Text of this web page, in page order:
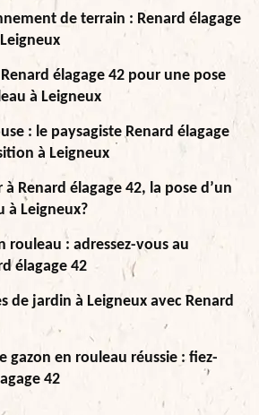
de terrain : Renard élagage
élagage 42 pour une pose
à Leigneux
: le paysagiste Renard élagage
à Leigneux
Renard élagage 42, la pose d’un
à Leigneux?
rouleau : adressez-vous au
élagage 42
de jardin à Leigneux avec Renard
gazon en rouleau réussie : fiez-
42